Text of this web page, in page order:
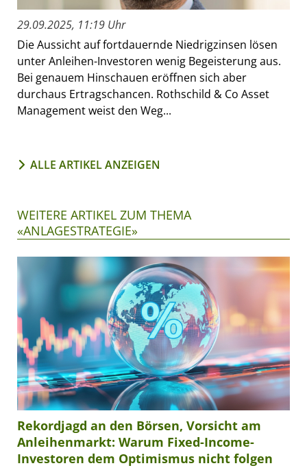
29.09.2025, 11:19 Uhr
Die Aussicht auf fortdauernde Niedrigzinsen lösen
unter Anleihen-Investoren wenig Begeisterung aus.
Bei genauem Hinschauen eröffnen sich aber
durchaus Ertragschancen. Rothschild & Co Asset
Management weist den Weg...
ALLE ARTIKEL ANZEIGEN
WEITERE ARTIKEL ZUM THEMA
«ANLAGESTRATEGIE»
Rekordjagd an den Börsen, Vorsicht am
Anleihenmarkt: Warum Fixed-Income-
Investoren dem Optimismus nicht folgen